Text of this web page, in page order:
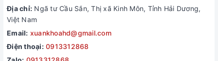
Địa chỉ: Ngã tư Cầu Sắn, Thị xã Kinh Môn, Tỉnh Hải Dương,
Việt Nam
Email: xuankhoahd@gmail.com
Điện thoại: 0913312868